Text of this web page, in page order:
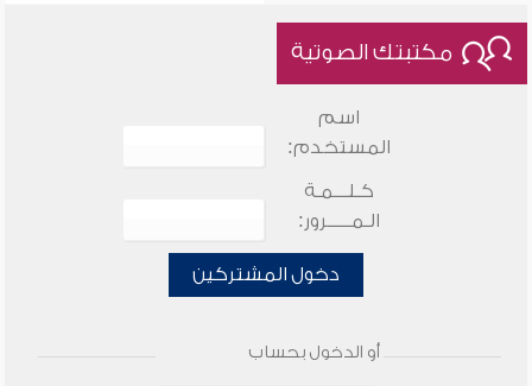
مكتبتك الصوتية
اسم
المستخدم:
كـلـــمـة
الـمـــــرور:
دخول المشتركين
أو الدخول بحساب